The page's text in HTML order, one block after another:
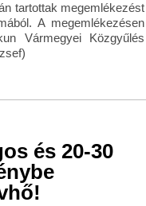
tartottak megemlékezést
A megemlékezésen
Vármegyei Közgyűlés
és 20-30